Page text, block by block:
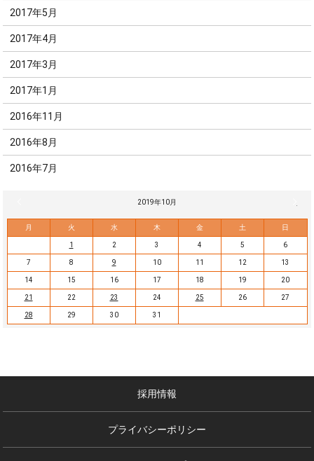
2017年5月
2017年4月
2017年3月
2017年1月
2016年11月
2016年8月
2016年7月
2019年10月
月 火 水 木 金 土 日
1 2 3 4 5 6
7 8 9 10 11 12 13
14 15 16 17 18 19 20
21 22 23 24 25 26 27
28 29 30 31
採用情報
プライバシーポリシー